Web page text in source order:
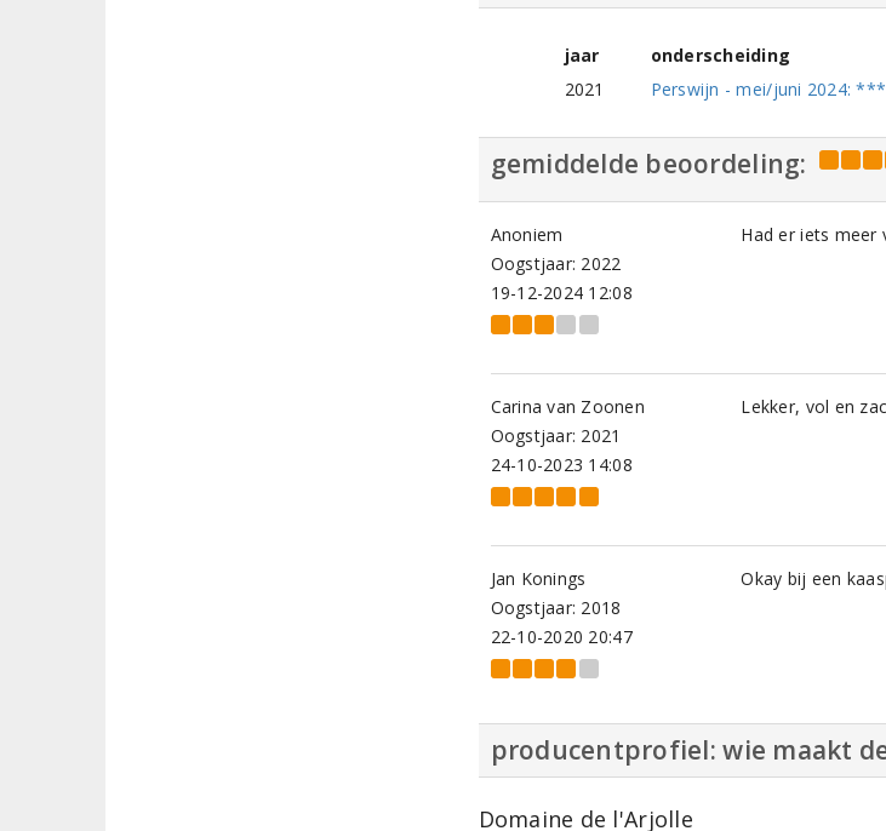
jaar
onderscheiding
2021
Perswijn - mei/juni 2024:
gemiddelde beoordeling:
Anoniem
Oogstjaar: 2022
19-12-2024 12:08
Had er iets meer
Carina van Zoonen
Oogstjaar: 2021
24-10-2023 14:08
Lekker, vol en
Jan Konings
Oogstjaar: 2018
22-10-2020 20:47
Okay bij een
producentprofiel: wie maakt
Domaine de l'Arjolle